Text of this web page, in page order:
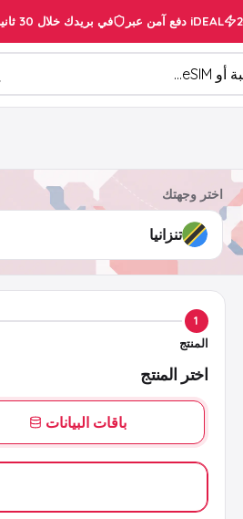
في بريدك خلال 30 ثانية دفع آمن عبر iDEAL
اختر وجهتك
1
المنتج
اختر المنتج
باقات البيانات